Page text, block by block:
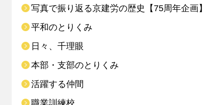
写真で振り返る京建労の歴史【75周年企画】
平和のとりくみ
日々、千理眼
本部・支部のとりくみ
活躍する仲間
職業訓練校